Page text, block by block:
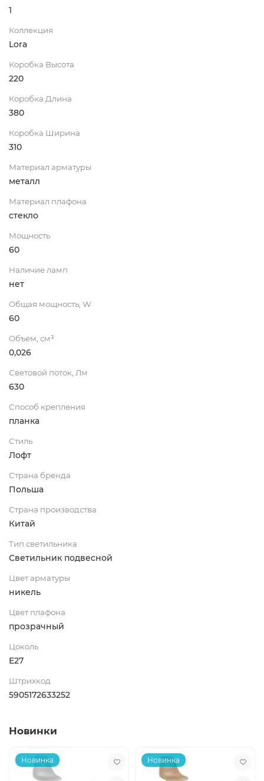
1
Коллекция
Lora
Коробка Высота
220
Коробка Длина
380
Коробка Ширина
310
Материал арматуры
металл
Материал плафона
стекло
Мощность
60
Наличие ламп
нет
Общая мощность, W
60
Объем, см³
0,026
Световой поток, Лм
630
Способ крепления
планка
Стиль
Лофт
Страна бренда
Польша
Страна производства
Китай
Тип светильника
Светильник подвесной
Цвет арматуры
никель
Цвет плафона
прозрачный
Цоколь
Е27
Штрихкод
5905172633252
Новинки
Новинка Новинка